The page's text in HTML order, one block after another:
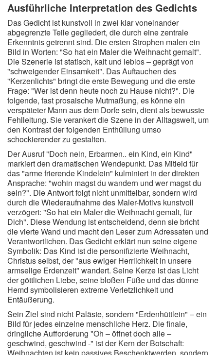
Ausführliche Interpretation des Gedichts
Das Gedicht ist kunstvoll in zwei klar voneinander
abgegrenzte Teile gegliedert, die durch eine zentrale
Erkenntnis getrennt sind. Die ersten Strophen malen ein
Bild in Worten: "So hat ein Maler die Weihnacht gemalt".
Die Szenerie ist statisch, kalt und leblos – geprägt von
"schweigender Einsamkeit". Das Auftauchen des
"Kerzenlichts" bringt die erste Bewegung und die erste
Frage: "Wer ist denn heute noch zu Hause nicht?". Die
folgende, fast prosaische Mutmaßung, es könne ein
verspäteter Mann aus dem Dorfe sein, dient als bewusste
Fehlleitung. Sie verankert die Szene in der Alltagswelt, um
den Kontrast der folgenden Enthüllung umso
schockierender zu gestalten.
Der Ausruf "Doch nein, Erbarmen.. ein Kind, ein Kind"
markiert den dramatischen Wendepunkt. Das Mitleid für
das "arme frierende Kindelein" kulminiert in der direkten
Ansprache: "wohin magst du wandern und wer magst du
sein?". Die Antwort folgt nicht unmittelbar, sondern wird
durch die Wiederaufnahme des Maler-Motivs kunstvoll
verzögert: "So hat ein Maler die Weihnacht gemalt, für
Dich". Diese Wendung ist entscheidend, denn sie bricht
die vierte Wand und macht den Leser zum Adressaten und
Verantwortlichen. Das Gedicht erklärt nun seine eigene
Symbolik: Das Kind ist die personifizierte Weihnacht,
Christus selbst, der "aus ewiger Herrlichkeit in unsere
armselige Erdenzeit" wandert. Seine Kerze ist das Licht
der göttlichen Liebe, seine bloßen Füße und das dünne
Hemd symbolisieren extreme Verletzlichkeit und
Entäußerung.
Sein Ziel sind nicht Paläste, sondern "Erdenhüttlein" – ein
Bild für jedes einzelne menschliche Herz. Die finale,
dringliche Aufforderung "Oh – öffnet doch alle –
geschwind, geschwind -" ist der Kern der Botschaft: